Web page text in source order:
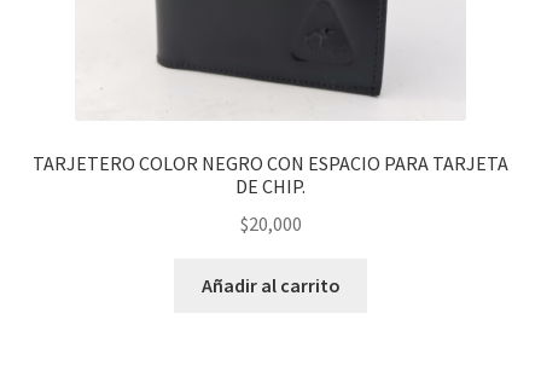
TARJETERO COLOR NEGRO CON ESPACIO PARA TARJETA
DE CHIP.
$20,000
Añadir al carrito